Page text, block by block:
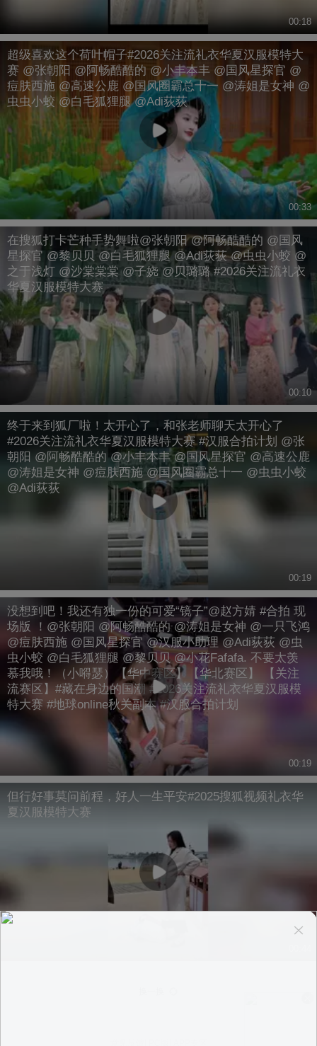
00:18
超级喜欢这个荷叶帽子#2026关注流礼衣华夏汉服模特大
赛 @张朝阳 @阿畅酷酷的 @小丰本丰 @国风星探官 @
痘肤西施 @高速公鹿 @国风圈霸总十一 @涛姐是女神 @
虫虫小蛟 @白毛狐狸腿 @Adi荻荻
00:33
在搜狐打卡芒种手势舞啦@张朝阳 @阿畅酷酷的 @国风
星探官 @黎贝贝 @白毛狐狸腿 @Adi荻荻 @虫虫小蛟 @
之于浅灯 @沙棠棠棠 @子娆 @贝璐璐 #2026关注流礼衣
华夏汉服模特大赛
00:10
终于来到狐厂啦！太开心了，和张老师聊天太开心了
#2026关注流礼衣华夏汉服模特大赛 #汉服合拍计划 @张
朝阳 @阿畅酷酷的 @小丰本丰 @国风星探官 @高速公鹿
@涛姐是女神 @痘肤西施 @国风圈霸总十一 @虫虫小蛟
@Adi荻荻
00:19
没想到吧！我还有独一份的可爱“镜子”@赵方婧 #合拍 现
场版 ！@张朝阳 @阿畅酷酷的 @涛姐是女神 @一只飞鸿
@痘肤西施 @国风星探官 @汉服小助理 @Adi荻荻 @虫
虫小蛟 @白毛狐狸腿 @黎贝贝 @小花Fafafa. 不要太羡
慕我哦！（小嘚瑟）【华中赛区】【华北赛区】 【关注
流赛区】#藏在身边的国潮 #2026关注流礼衣华夏汉服模
特大赛 #地球online秋关副本 #汉服合拍计划
00:19
但行好事莫问前程，好人一生平安#2025搜狐视频礼衣华
夏汉服模特大赛